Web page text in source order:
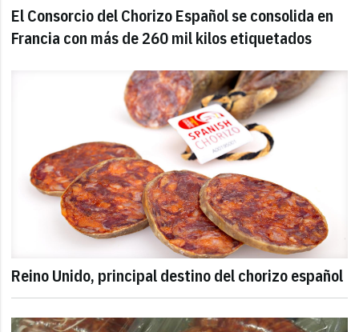
El Consorcio del Chorizo Español se consolida en
Francia con más de 260 mil kilos etiquetados
Reino Unido, principal destino del chorizo español